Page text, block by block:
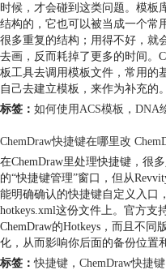
时候，才会碰到这类问题。模板
结构的，它也可以被当成一个常
很多重复的结构；用得不好，就
去画，反而耗掉了更多的时间。
板工具去调用模板文件，常用的
自己去建立模板，来作为补充的。
标签： 如何使用ACS模板 ， DNA
ChemDraw快捷键在哪里改
在ChemDraw里处理快捷键，很
的“快捷键管理”窗口，但从
能明确确认的快捷键自定义入口
hotkeys.xml这份文件上。官方支
ChemDraw的Hotkeys，而且不
化，从而影响你后面的备份位置
标签：快捷键 ， ChemDraw快捷键